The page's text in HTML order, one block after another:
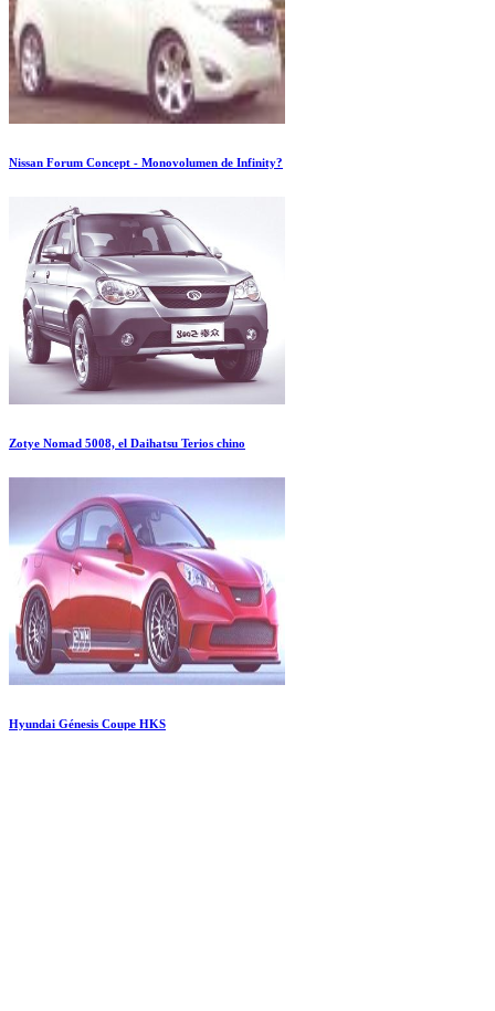
Nissan Forum Concept - Monovolumen de Infinity?
Zotye Nomad 5008, el Daihatsu Terios chino
Hyundai Génesis Coupe HKS